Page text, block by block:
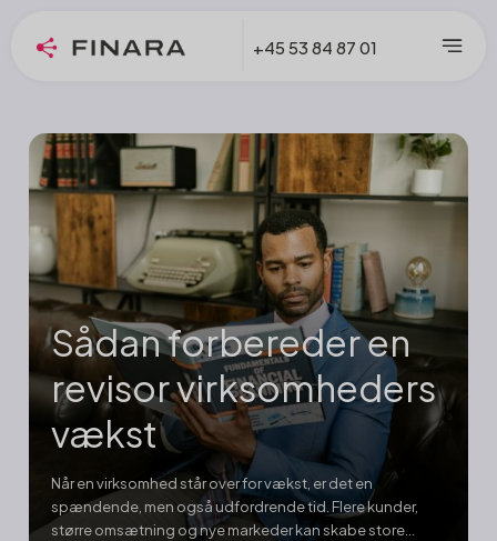
+45 53 84 87 01
Sådan forbereder en
revisor virksomheders
vækst
Når en virksomhed står over for vækst, er det en
spændende, men også udfordrende tid. Flere kunder,
større omsætning og nye markeder kan skabe store